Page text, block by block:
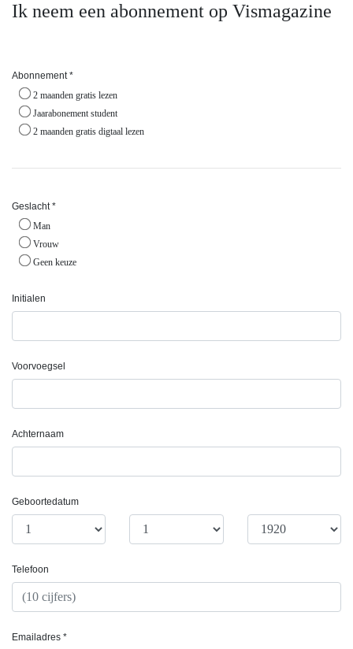
Ik neem een abonnement op Vismagazine
Abonnement *
2 maanden gratis lezen
Jaarabonement student
2 maanden gratis digtaal lezen
Geslacht *
Man
Vrouw
Geen keuze
Initialen
Voorvoegsel
Achternaam
Geboortedatum
Telefoon
Emailadres *